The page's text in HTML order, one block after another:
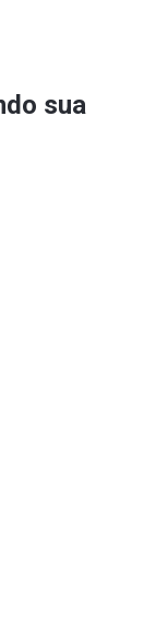
sua